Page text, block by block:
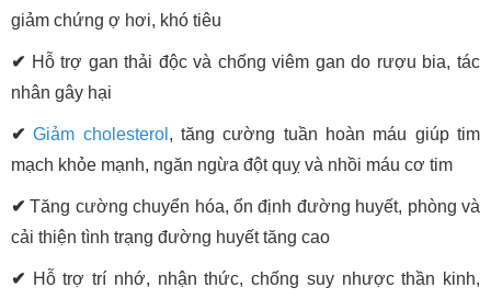
giảm chứng ợ hơi, khó tiêu
✔ Hỗ trợ gan thải độc và chống viêm gan do rượu bia, tác
nhân gây hại
✔Giảm cholesterol , tăng cường tuần hoàn máu giúp tim
mạch khỏe mạnh, ngăn ngừa đột quỵ và nhồi máu cơ tim
✔Tăng cường chuyển hóa, ổn định đường huyết, phòng và
cải thiện tình trạng đường huyết tăng cao
✔ Hỗ trợ trí nhớ, nhận thức, chống suy nhược thần kinh,